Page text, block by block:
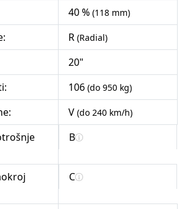
40 % (118 mm)
R (Radial)
20"
106 (do 950 kg)
V (do 240 km/h)
B
C